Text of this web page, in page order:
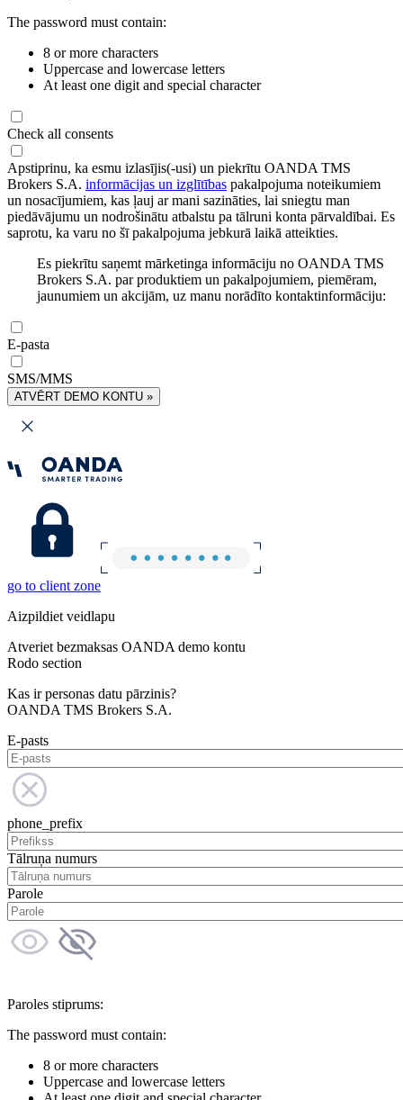
The password must contain:
8 or more characters
Uppercase and lowercase letters
At least one digit and special character
Check all consents
Apstiprinu, ka esmu izlasījis(-usi) un piekrītu OANDA TMS
Brokers S.A. informācijas un izglītības pakalpojuma noteikumiem
un nosacījumiem, kas ļauj ar mani sazināties, lai sniegtu man
piedāvājumu un nodrošinātu atbalstu pa tālruni konta pārvaldībai. Es
saprotu, ka varu no šī pakalpojuma jebkurā laikā atteikties.
Es piekrītu saņemt mārketinga informāciju no OANDA TMS
Brokers S.A. par produktiem un pakalpojumiem, piemēram,
jaunumiem un akcijām, uz manu norādīto kontaktinformāciju:
E-pasta
SMS/MMS
ATVĒRT DEMO KONTU »
go to client zone
Aizpildiet veidlapu
Atveriet bezmaksas OANDA demo kontu
Rodo section
Kas ir personas datu pārzinis?
OANDA TMS Brokers S.A.
E-pasts
phone_prefix
Tālruņa numurs
Parole
Paroles stiprums:
The password must contain:
8 or more characters
Uppercase and lowercase letters